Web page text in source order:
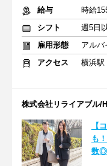
給与
時給
シフト
週5日
雇用形態
アルバ
アクセス
横浜駅
株式会社リライアブル/
【
も
数◎